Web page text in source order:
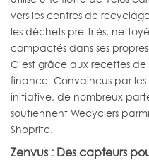
vers les centres de
les déchets pré-triés,
compactés dans ses
C’est grâce aux recettes
finance. Convaincus par les
initiative, de nombreux
soutiennent Wecyclers
Shoprite.
Zenvus : Des capteurs